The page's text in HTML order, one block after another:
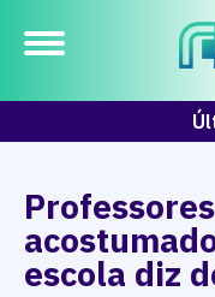
escola diz